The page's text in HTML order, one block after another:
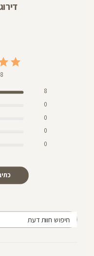
8 חוות דעת
8
0
0
0
0